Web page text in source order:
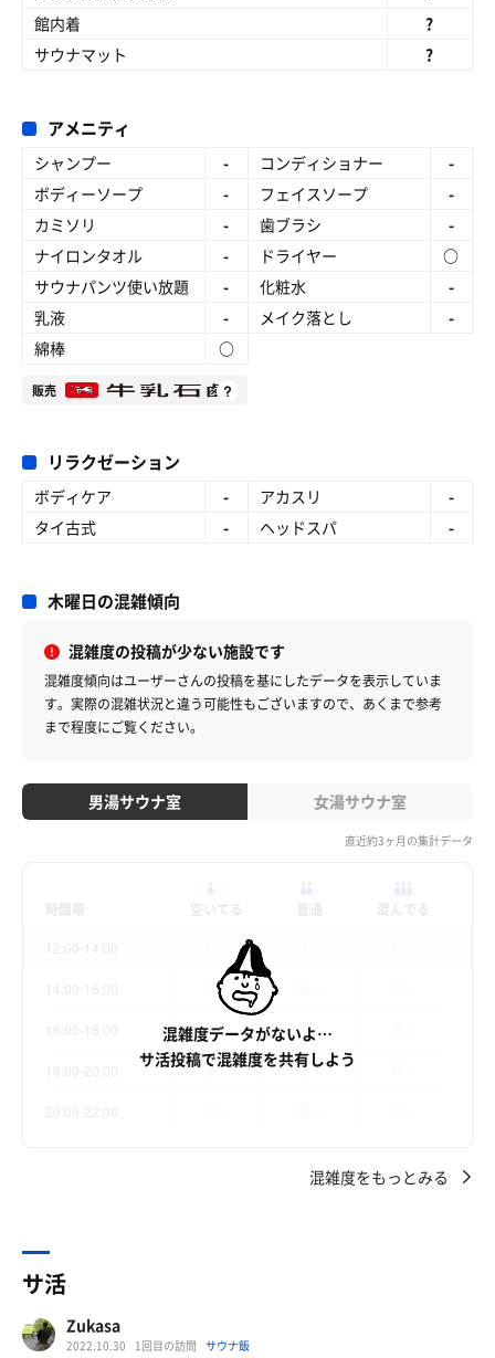
館内着
?
サウナマット
?
アメニティ
シャンプー - コンディショナー
-
ボディーソープ
- フェイスソープ
-
カミソリ
- 歯ブラシ
-
ナイロンタオル
- ドライヤー
○
サウナパンツ使い放題
- 化粧水
-
乳液
- メイク落とし
-
綿棒
○
販売
リラクゼーション
ボディケア - アカスリ
-
タイ古式
- ヘッドスパ -
木曜日の混雑傾向
混雑度の投稿が少ない施設です
混雑度傾向はユーザーさんの投稿を基にしたデータを表示していま
す。 実際の混雑状況と違う可能性もございますので、あくまで参考
まで程度にご覧ください。
男湯サウナ室 女湯サウナ室
直近約3ヶ月の集計データ
混雑度データがないよ…
サ活投稿で混雑度を共有しよう
件
0 件 0 件
0 0
混雑度をもっとみる
サ活
Zukasa
2022.10.30 1回目の訪問 サウナ飯